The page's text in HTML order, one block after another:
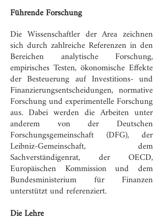
Führende Forschung
Die Wissenschaftler der Area zeichnen
sich durch zahlreiche Referenzen in den
Bereichen analytische Forschung,
empirisches Testen, ökonomische Effekte
der Besteuerung auf Investitions- und
Finanzierungsentscheidungen, normative
Forschung und experimentelle Forschung
aus. Dabei werden die Arbeiten unter
anderem von der Deutschen
Forschungsgemeinschaft (DFG), der
Leibniz-Gemeinschaft, dem
Sachverständigenrat, der OECD,
Europäischen Kommission und dem
Bundesministerium für Finanzen
unterstützt und referenziert.
Die Lehre